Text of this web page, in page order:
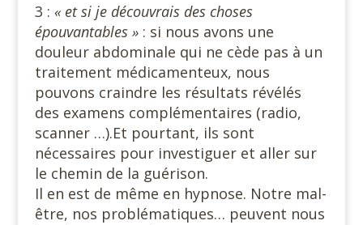
3 : « et si je découvrais des choses
épouvantables » : si nous avons une
douleur abdominale qui ne cède pas à un
traitement médicamenteux, nous
pouvons craindre les résultats révélés
des examens complémentaires (radio,
scanner …).Et pourtant, ils sont
nécessaires pour investiguer et aller sur
le chemin de la guérison.
Il en est de même en hypnose. Notre mal-
être, nos problématiques… peuvent nous